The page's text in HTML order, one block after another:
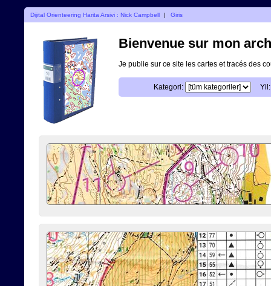
Dijital Orienteering Harita Arsivi : Nick Campbell | Giris
Bienvenue sur mon
Je publie sur ce site les cartes et tracés des
Kategori: Yil: